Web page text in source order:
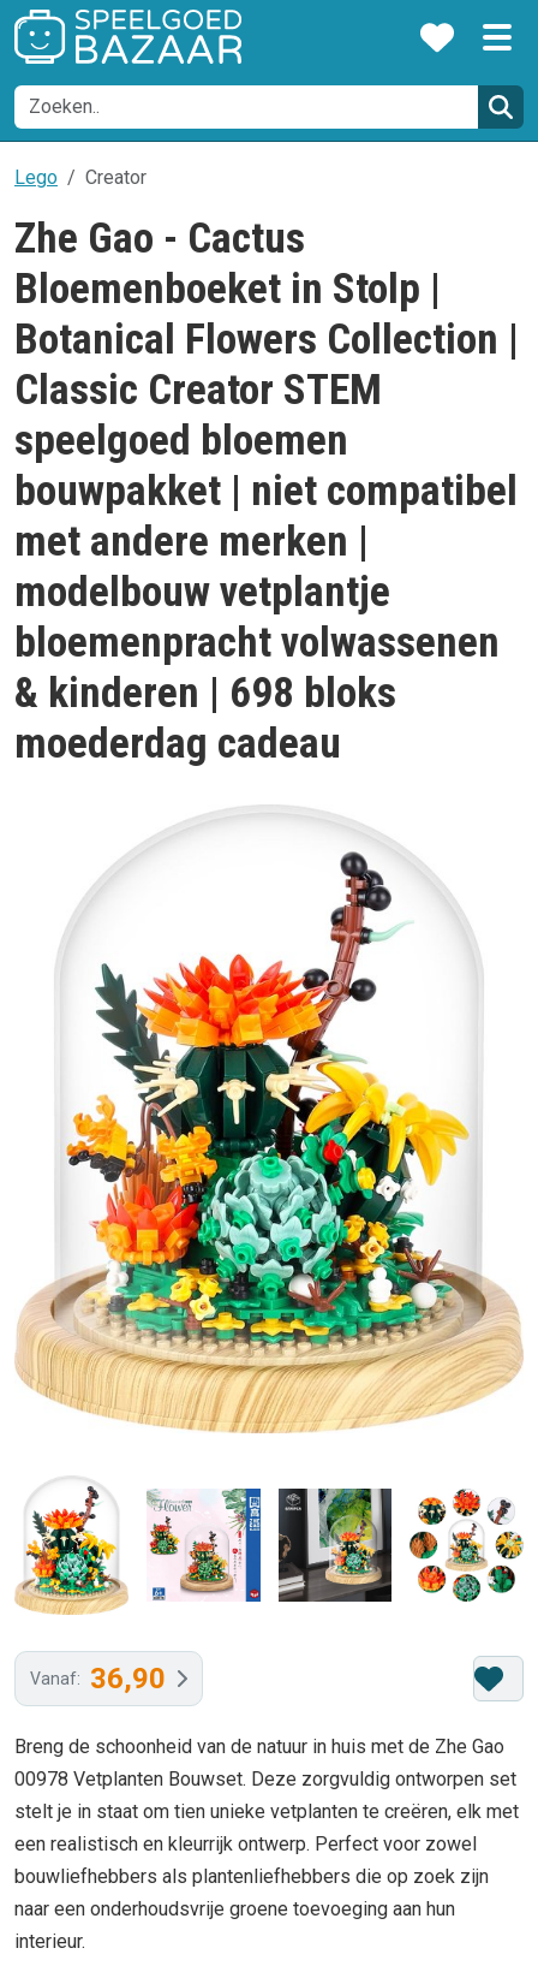
Lego Creator
Zhe Gao - Cactus
Bloemenboeket in Stolp |
Botanical Flowers Collection |
Classic Creator STEM
speelgoed bloemen
bouwpakket | niet compatibel
met andere merken |
modelbouw vetplantje
bloemenpracht volwassenen
& kinderen | 698 bloks
moederdag cadeau
Vanaf: 36,90
Breng de schoonheid van de natuur in huis met de Zhe Gao
00978 Vetplanten Bouwset. Deze zorgvuldig ontworpen set
stelt je in staat om tien unieke vetplanten te creëren, elk met
een realistisch en kleurrijk ontwerp. Perfect voor zowel
bouwliefhebbers als plantenliefhebbers die op zoek zijn
naar een onderhoudsvrije groene toevoeging aan hun
interieur.